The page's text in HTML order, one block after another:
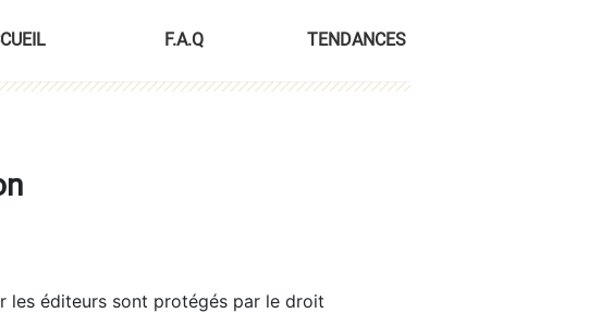
F.A.Q TENDANCES
les éditeurs sont protégés par le droit